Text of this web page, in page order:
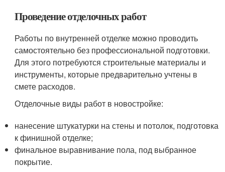
Проведение отделочных работ
Работы по внутренней отделке можно проводить
самостоятельно без профессиональной подготовки.
Для этого потребуются строительные материалы и
инструменты, которые предварительно учтены в
смете расходов.
Отделочные виды работ в новостройке:
нанесение штукатурки на стены и потолок, подготовка
к финишной отделке;
финальное выравнивание пола, под выбранное
покрытие.